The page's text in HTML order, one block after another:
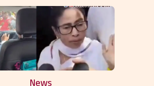
News